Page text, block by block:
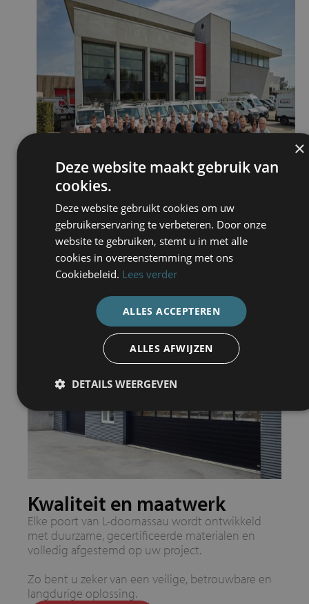
Kwaliteit en maatwerk
Elke poort van L-doornassau wordt ontwikkeld
met duurzame, gecertificeerde materialen en
volledig afgestemd op uw project.
Zo bent u zeker van een veilige, betrouwbare en
langdurige oplossing.
×
Deze website maakt gebruik van
cookies.
Deze website gebruikt cookies om uw
gebruikerservaring te verbeteren. Door onze
website te gebruiken, stemt u in met alle
cookies in overeenstemming met ons
Cookiebeleid. Lees verder
ALLES ACCEPTEREN
ALLES AFWIJZEN
DETAILS WEERGEVEN